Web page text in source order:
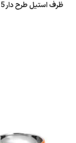
ظرف استیل طرح دار 15 سانتی متر DPS